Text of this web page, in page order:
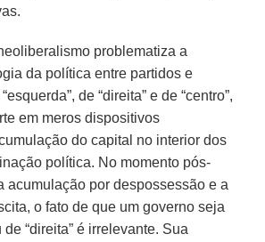
problematiza a
da política entre partidos e
de “direita” e de “centro”,
em meros dispositivos
do capital no interior dos
política. No momento pós-
acumulação por despossessão e a
o fato de que um governo seja
de “direita” é irrelevante. Sua